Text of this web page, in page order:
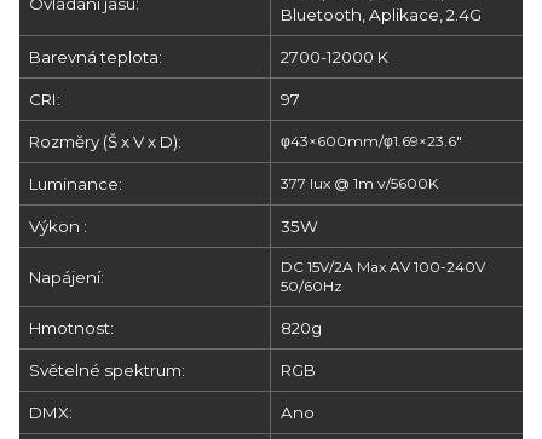
Bluetooth, Aplikace, 2.4G
Barevná teplota: 2700-12000 K
CRI: 97
Rozměry (Š x V x D): φ43×600mm/φ1.69×23.6"
Luminance: 377 lux @ 1m v/5600K
Výkon : 35W
Napájení:
DC 15V/2A Max AV 100-240V
50/60Hz
Hmotnost: 820g
Světelné spektrum: RGB
DMX: Ano